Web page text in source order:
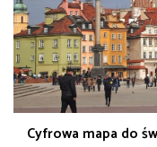
Cyfrowa mapa do